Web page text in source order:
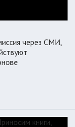
через СМИ,